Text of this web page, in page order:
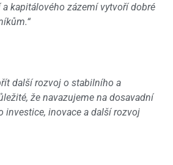
kapitálového zázemí vytvoří dobré
další rozvoj o stabilního a
že navazujeme na dosavadní
investice, inovace a další rozvoj